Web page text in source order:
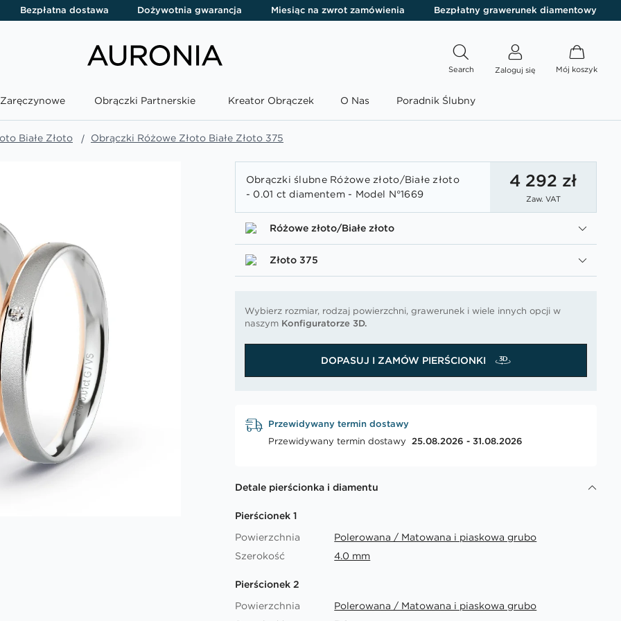
Bezpłatna dostawa Dożywotnia gwarancja Miesiąc na zwrot zamówienia Bezpłatny grawerunek diamentowy
Search Zaloguj się Mój koszyk
Obrączki Partnerskie Kreator Obrączek O Nas Poradnik Ślubny
Białe Złoto Obrączki Różowe Złoto Białe Złoto 375
Obrączki ślubne Różowe złoto/Białe złoto
- 0.01 ct diamentem - Model N°1669
4 292 zł
Zaw. VAT
Różowe złoto/Białe złoto
Złoto 375
Wybierz rozmiar, rodzaj powierzchni, grawerunek i wiele innych opcji w
naszym Konfiguratorze 3D.
DOPASUJ I ZAMÓW PIERŚCIONKI
Przewidywany termin dostawy
Przewidywany termin dostawy 25.08.2026 - 31.08.2026
Detale pierścionka i diamentu
Pierścionek 1
Powierzchnia
Polerowana / Matowana i piaskowa grubo
Szerokość
4.0 mm
Pierścionek 2
Powierzchnia
Polerowana / Matowana i piaskowa grubo